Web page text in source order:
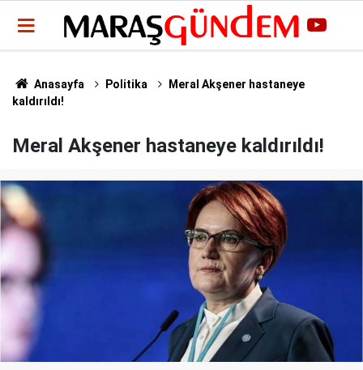
Anasayfa Politika
Meral Akşener hastaneye
kaldırıldı!
Meral Akşener hastaneye kaldırıldı!